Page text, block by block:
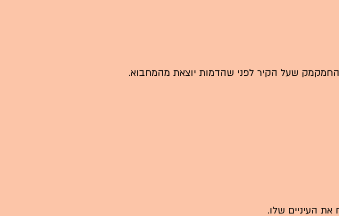
שעל הקיר לפני שהדמות יוצאת מהמחבוא.
העיניים שלו.